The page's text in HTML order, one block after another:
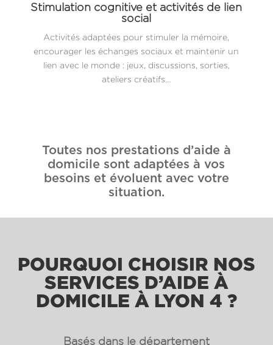
Stimulation cognitive et activités de lien
social
Activités adaptées pour stimuler la mémoire,
encourager les échanges sociaux et maintenir un
lien avec le monde : jeux, discussions, sorties,
ateliers créatifs…
Toutes nos prestations d’aide à
domicile sont adaptées à vos
besoins et évoluent avec votre
situation.
POURQUOI CHOISIR NOS
SERVICES D’AIDE À
DOMICILE À LYON 4 ?
Basés dans le département